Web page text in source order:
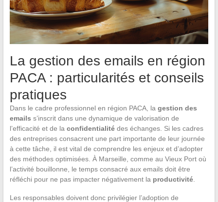
La gestion des emails en région
PACA : particularités et conseils
pratiques
Dans le cadre professionnel en région PACA, la gestion des
emails s’inscrit dans une dynamique de valorisation de
l’efficacité et de la confidentialitédes échanges. Si les cadres
des entreprises consacrent une part importante de leur journée
à cette tâche, il est vital de comprendre les enjeux et d’adopter
des méthodes optimisées. À Marseille, comme au Vieux Port où
l’activité bouillonne, le temps consacré aux emails doit être
réfléchi pour ne pas impacter négativement la productivité.
Les responsables doivent donc privilégier l’adoption de